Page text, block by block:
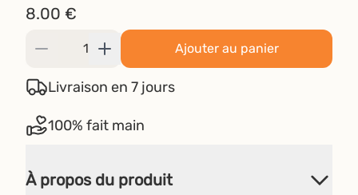
8.00 €
Ajouter au panier
Livraison en 7 jours
100% fait main
À propos du produit